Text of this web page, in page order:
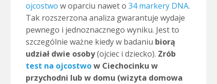
ojcostwo w oparciu nawet o 34 markery DNA.
Tak rozszerzona analiza gwarantuje wydaje
pewnego i jednoznacznego wyniku. Jest to
szczególnie ważne kiedy w badaniu biorą
udział dwie osoby(ojciec i dziecko). Zrób
test na ojcostwow Ciechocinku w
przychodni lub w domu (wizyta domowa